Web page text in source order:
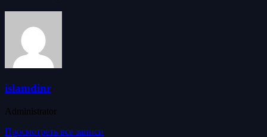
islamdinr
Administrator
Просмотреть все записи